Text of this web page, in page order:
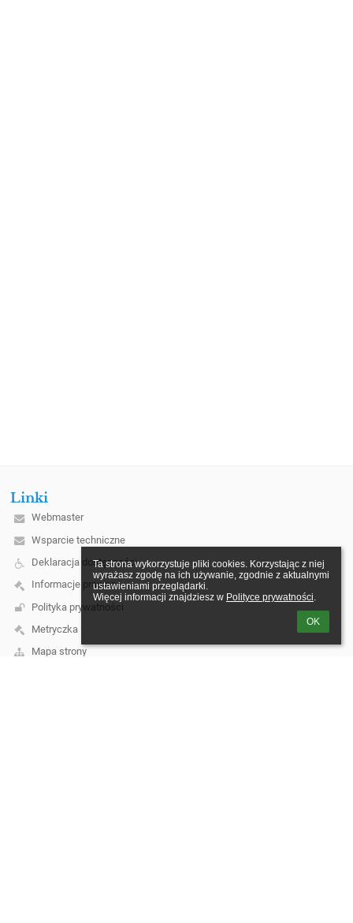
Ta strona wykorzystuje pliki cookies. Korzystając z niej
wyrażasz zgodę na ich używanie, zgodnie z aktualnymi
ustawieniami przeglądarki.
Więcej informacji znajdziesz w Polityce prywatności.
OK
Linki
Webmaster
Wsparcie techniczne
Deklaracja dostępności
Informacje prawne
Polityka prywatności
Metryczka
Mapa strony